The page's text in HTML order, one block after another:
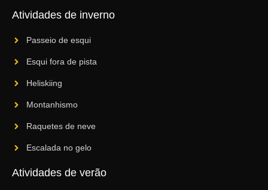
Atividades de inverno
Passeio de esqui
Esqui fora de pista
Heliskiing
Montanhismo
Raquetes de neve
Escalada no gelo
Atividades de verão